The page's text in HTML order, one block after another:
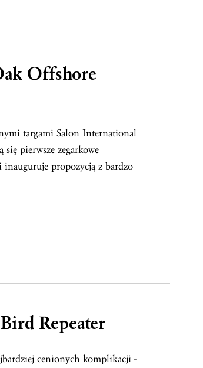
Offshore
targami Salon International
pierwsze zegarkowe
inauguruje propozycją z bardzo
Repeater
cenionych komplikacji -